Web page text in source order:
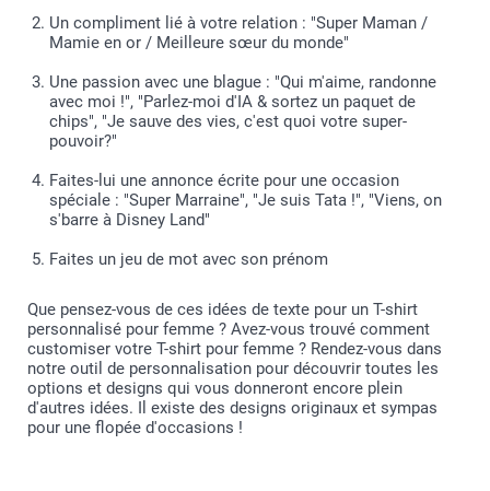
Un compliment lié à votre relation : "Super Maman /
Mamie en or / Meilleure sœur du monde"
Une passion avec une blague : "Qui m'aime, randonne
avec moi !", "Parlez-moi d'IA & sortez un paquet de
chips", "Je sauve des vies, c'est quoi votre super-
pouvoir?"
Faites-lui une annonce écrite pour une occasion
spéciale : "Super Marraine", "Je suis Tata !", "Viens, on
s'barre à Disney Land"
Faites un jeu de mot avec son prénom
Que pensez-vous de ces idées de texte pour un T-shirt
personnalisé pour femme ? Avez-vous trouvé comment
customiser votre T-shirt pour femme ? Rendez-vous dans
notre outil de personnalisation pour découvrir toutes les
options et designs qui vous donneront encore plein
d'autres idées. Il existe des designs originaux et sympas
pour une flopée d'occasions !